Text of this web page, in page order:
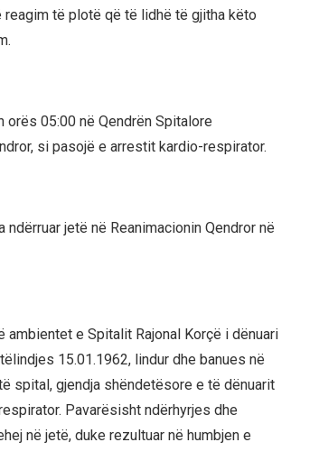
reagim të plotë që të lidhë të gjitha këto
orës 05:00 në Qendrën Spitalore
si pasojë e arrestit kardio-respirator.
jetë në Reanimacionin Qendror në
ambientet e Spitalit Rajonal Korçë i dënuari
15.01.1962, lindur dhe banues në
spital, gjendja shëndetësore e të dënuarit
Pavarësisht ndërhyrjes dhe
në jetë, duke rezultuar në humbjen e